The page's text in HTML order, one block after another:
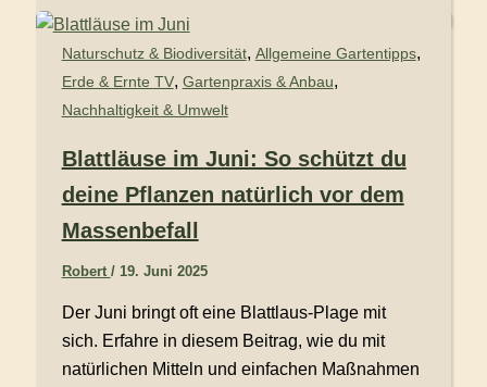
Naturschutz & Biodiversität, Allgemeine Gartentipps,
Erde & Ernte TV, Gartenpraxis & Anbau,
Nachhaltigkeit & Umwelt
Blattläuse im Juni: So schützt du
deine Pflanzen natürlich vor dem
Massenbefall
Robert / 19. Juni 2025
Der Juni bringt oft eine Blattlaus-Plage mit
sich. Erfahre in diesem Beitrag, wie du mit
natürlichen Mitteln und einfachen Maßnahmen